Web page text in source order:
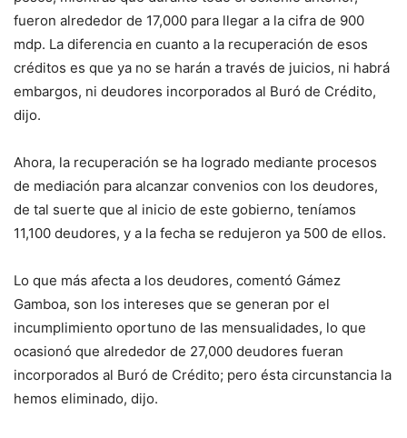
fueron alrededor de 17,000 para llegar a la cifra de 900
mdp. La diferencia en cuanto a la recuperación de esos
créditos es que ya no se harán a través de juicios, ni habrá
embargos, ni deudores incorporados al Buró de Crédito,
dijo.
Ahora, la recuperación se ha logrado mediante procesos
de mediación para alcanzar convenios con los deudores,
de tal suerte que al inicio de este gobierno, teníamos
11,100 deudores, y a la fecha se redujeron ya 500 de ellos.
Lo que más afecta a los deudores, comentó Gámez
Gamboa, son los intereses que se generan por el
incumplimiento oportuno de las mensualidades, lo que
ocasionó que alrededor de 27,000 deudores fueran
incorporados al Buró de Crédito; pero ésta circunstancia la
hemos eliminado, dijo.